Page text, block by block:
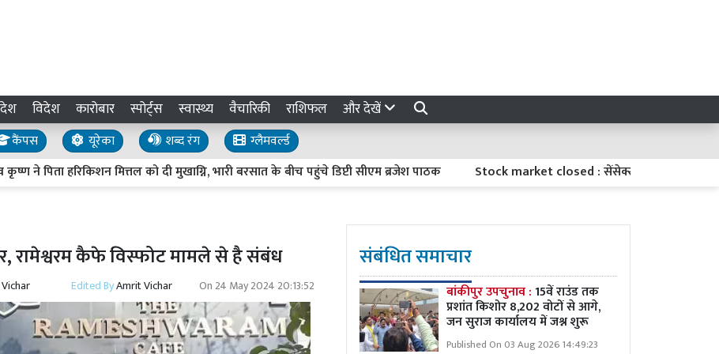
देश विदेश कारोबार स्पोर्ट्स स्वास्थ्य वैचारिकी राशिफल और देखें
कैंपस यूरेका शब्द रंग
ग्लैमवर्ल्ड
हरिकिशन मित्तल को दी मुखाग्नि, भारी बरसात के बीच पहुंचे डिप्टी सीएम ब्रजेश पाठक Stock market closed : सेंसेक्स 374 अंक चढ़ा, रिलायंस
रामेश्वरम कैफे विस्फोट मामले से है संबंध
Edited ByAmrit Vichar On 24 May 2024 20:13:52
संबंधित समाचार
बांकीपुर उपचुनाव :15वें राउंड तक
प्रशांत किशोर 8,202 वोटों से आगे,
जन सुराज कार्यालय में जश्न शुरू
Published On 03 Aug 2026 14:49:23